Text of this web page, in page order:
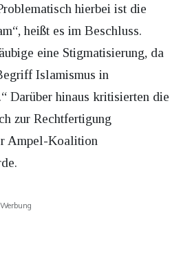
hierbei ist die
heißt es im Beschluss.
eine Stigmatisierung, da
Islamismus in
Darüber hinaus kritisierten die
zur Rechtfertigung
Ampel-Koalition
Werbung